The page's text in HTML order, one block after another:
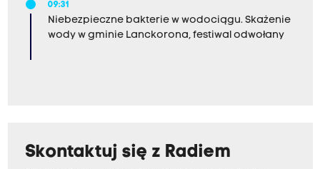
09:31
Niebezpieczne bakterie w wodociągu. Skażenie
wody w gminie Lanckorona, festiwal odwołany
Skontaktuj się z Radiem